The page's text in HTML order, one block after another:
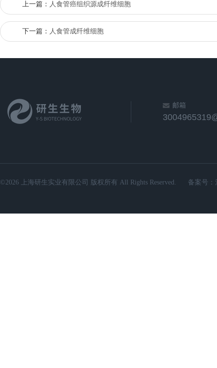
上一篇： 人食管癌组织源成纤维细胞
下一篇： 人食管成纤维细胞
邮箱
©2026 上海研生实业有限公司 版权所有 All Rights Reserved. 备案号：